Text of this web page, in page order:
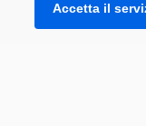
Accetta il